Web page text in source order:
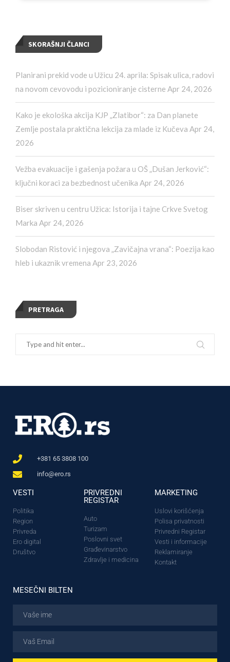
SKORAŠNJI ČLANCI
Planirani prekid vode u Užicu 24. aprila: Spisak ulica, radovi
na novom cevovodu i pozicioniranje cisterne Apr 24, 2026
Kako je ekološka akcija KJP „Zlatibor“: za Dan planete
Zemlje postala praktična lekcija za mlade iz Kučeva Apr 24,
2026
Vežba evakuacije i gašenja požara u OŠ „Dušan Jerković“:
ključni koraci za bezbednost učenika Apr 24, 2026
Biser skriven u centru Užica: Istorija i tajne Crkve Svetog
Marka Apr 24, 2026
Slobodan Ristović i njegova „Zavičajna vrana“: Poezija kao
hleb i ukaznik vremena Apr 23, 2026
PRETRAGA
+381 65 3808 100
info@ero.rs
VESTI
Politika
Region
Privreda
Ero digital
Društvo
PRIVREDNI
REGISTAR
Auto
Turizam
Poslovni svet
Građevinarstvo
Zdravlje i medicina
MARKETING
Uslovi korišćenja
Polisa privatnosti
Privredni Registar
Vesti i informacije
Reklamiranje
Kontakt
MESEČNI BILTEN